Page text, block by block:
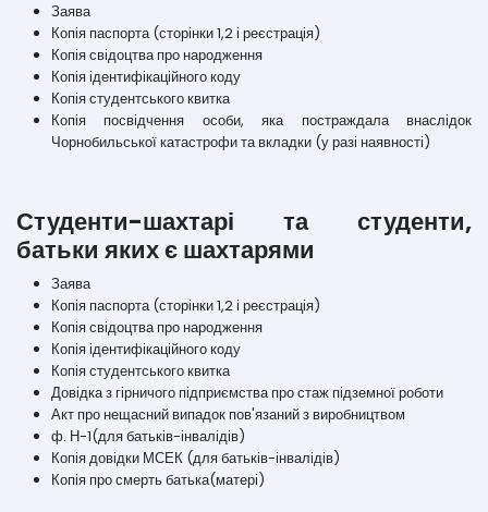
Заява
Копія паспорта (сторінки 1,2 і реєстрація)
Копія свідоцтва про народження
Копія ідентифікаційного коду
Копія студентського квитка
Копія посвідчення особи, яка постраждала внаслідок
Чорнобильської катастрофи та вкладки (у разі наявності)
Студенти-шахтарі та студенти,
батьки яких є шахтарями
Заява
Копія паспорта (сторінки 1,2 і реєстрація)
Копія свідоцтва про народження
Копія ідентифікаційного коду
Копія студентського квитка
Довідка з гірничого підприємства про стаж підземної роботи
Акт про нещасний випадок пов'язаний з виробництвом
ф. Н-1(для батьків-інвалідів)
Копія довідки МСЕК (для батьків-інвалідів)
Копія про смерть батька(матері)